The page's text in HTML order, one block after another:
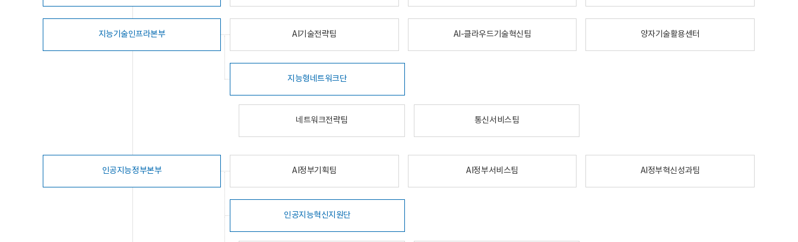
지능기술인프라본부 AI기술전략팀 AI-클라우드기술혁신팀 양자기술활용센터
지능형네트워크단
네트워크전략팀 통신서비스팀
인공지능정부본부 AI정부기획팀 AI정부서비스팀 AI정부혁신성과팀
인공지능혁신지원단